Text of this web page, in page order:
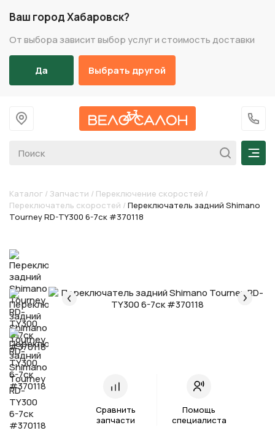
Ваш город Хабаровск?
От выбора зависит выбор услуг и стоимость доставки
Да Выбрать другой
На главную
+7
Каталог / Запчасти / Переключение скоростей /
Переключатель скоростей / Переключатель задний Shimano
Tourney RD-TY300 6-7ск #370118
Сравнить
запчасти
Помощь
специалиста